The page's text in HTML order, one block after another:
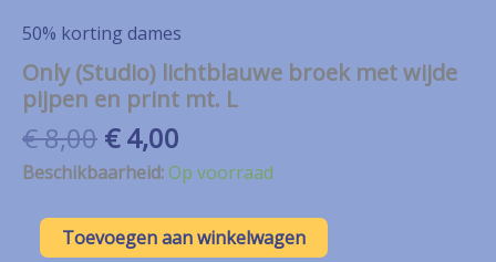
50% korting dames
Only (Studio) lichtblauwe broek met wijde
pijpen en print mt. L
€8,00 Oorspronkelijke
prijs
€ 8,00.
€4,00
prijs
is:
€ 4,00.
Beschikbaarheid:Op voorraad
Only
(Studio)Toevoegen aan winkelwagen